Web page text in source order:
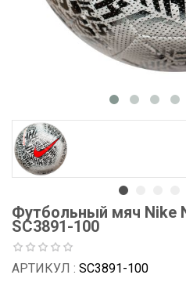
Футбольный мяч Nike
SC3891-100
АРТИКУЛ : SC3891-100